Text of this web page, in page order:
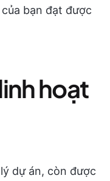
bạn đạt được
hoạt
dự án, còn được